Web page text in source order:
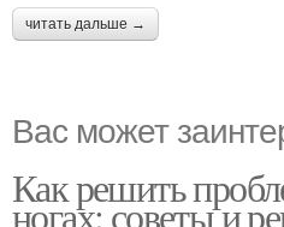
читать дальше →
Вас может
Как решить
ногах: советы и